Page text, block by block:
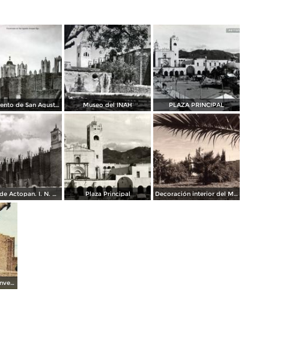
Exconvento de San Agustin Actopan Hgo. Museo del INAH PLAZA PRINCIPAL
Museo de Actopan. I. N. A. H. Plaza Principal Decoración interior del Museo de Actopan
Vista posterior del Convento